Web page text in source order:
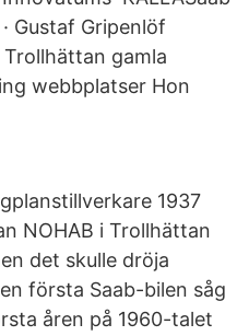
Gustaf Gripenlöf
gamla
webbplatser Hon
1937
NOHAB i Trollhättan
det skulle dröja
första Saab-bilen såg
åren på 1960-talet